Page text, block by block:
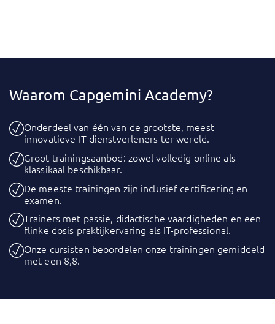
Waarom Capgemini Academy?
Onderdeel van één van de grootste, meest
innovatieve IT-dienstverleners ter wereld.
Groot trainingsaanbod: zowel volledig online als
klassikaal beschikbaar.
De meeste trainingen zijn inclusief certificering en
examen.
Trainers met passie, didactische vaardigheden en een
flinke dosis praktijkervaring als IT-professional.
Onze cursisten beoordelen onze trainingen gemiddeld
met een 8,8.